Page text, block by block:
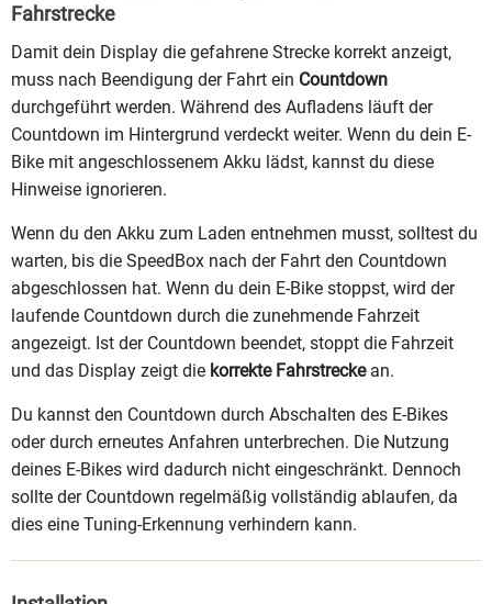
Fahrstrecke
Damit dein Display die gefahrene Strecke korrekt anzeigt,
muss nach Beendigung der Fahrt ein Countdown
durchgeführt werden. Während des Aufladens läuft der
Countdown im Hintergrund verdeckt weiter. Wenn du dein E-
Bike mit angeschlossenem Akku lädst, kannst du diese
Hinweise ignorieren.
Wenn du den Akku zum Laden entnehmen musst, solltest du
warten, bis die SpeedBox nach der Fahrt den Countdown
abgeschlossen hat. Wenn du dein E-Bike stoppst, wird der
laufende Countdown durch die zunehmende Fahrzeit
angezeigt. Ist der Countdown beendet, stoppt die Fahrzeit
und das Display zeigt die korrekte Fahrstreckean.
Du kannst den Countdown durch Abschalten des E-Bikes
oder durch erneutes Anfahren unterbrechen. Die Nutzung
deines E-Bikes wird dadurch nicht eingeschränkt. Dennoch
sollte der Countdown regelmäßig vollständig ablaufen, da
dies eine Tuning-Erkennung verhindern kann.